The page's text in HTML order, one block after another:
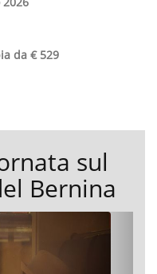
da € 529
sul
Bernina